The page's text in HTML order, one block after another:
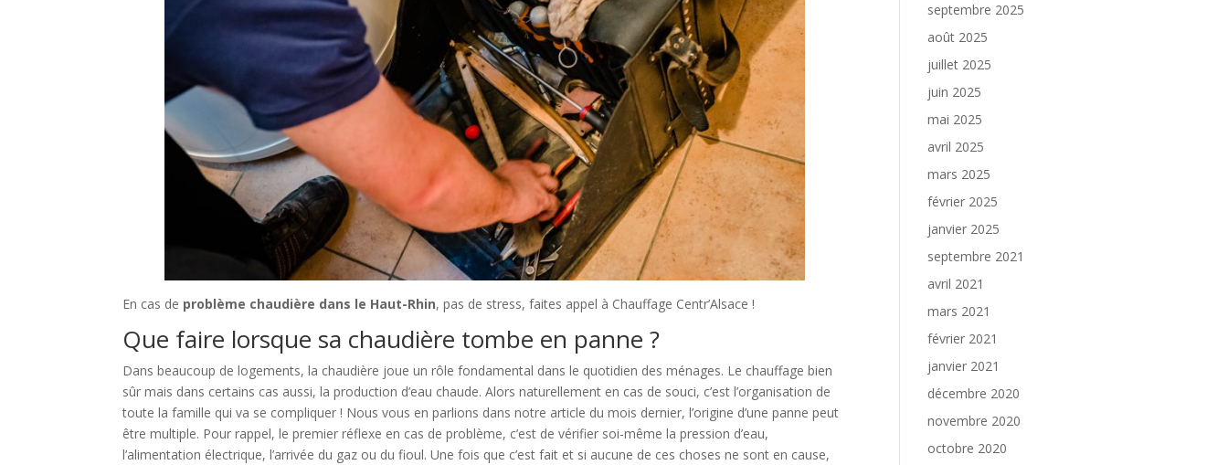
En cas de problème chaudière dans le Haut-Rhin, pas de stress, faites appel à Chauffage Centr’Alsace !
Que faire lorsque sa chaudière tombe en panne ?
Dans beaucoup de logements, la chaudière joue un rôle fondamental dans le quotidien des ménages. Le chauffage bien
sûr mais dans certains cas aussi, la production d’eau chaude. Alors naturellement en cas de souci, c’est l’organisation de
toute la famille qui va se compliquer ! Nous vous en parlions dans notre article du mois dernier, l’origine d’une panne peut
être multiple. Pour rappel, le premier réflexe en cas de problème, c’est de vérifier soi-même la pression d’eau,
l’alimentation électrique, l’arrivée du gaz ou du fioul. Une fois que c’est fait et si aucune de ces choses ne sont en cause,
septembre 2025
août 2025
juillet 2025
juin 2025
mai 2025
avril 2025
mars 2025
février 2025
janvier 2025
septembre 2021
avril 2021
mars 2021
février 2021
janvier 2021
décembre 2020
novembre 2020
octobre 2020